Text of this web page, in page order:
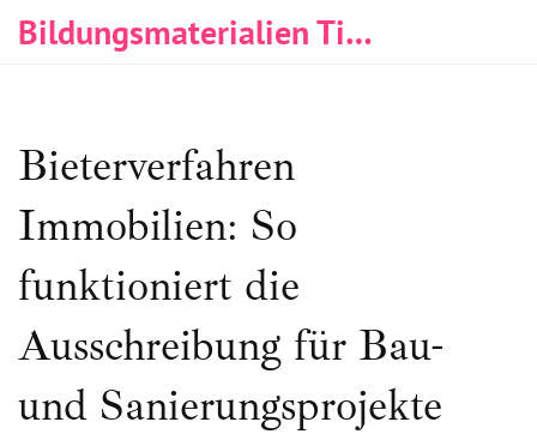
Bildungsmaterialien Tischlerei & Immobilien
Bieterverfahren
Immobilien: So
funktioniert die
Ausschreibung für Bau-
und Sanierungsprojekte